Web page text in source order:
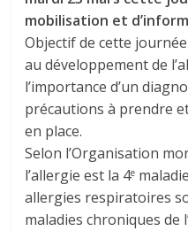
mobilisation et
Objectif de cette
au développement de
l’importance d’un
précautions à prendre
en place.
Selon l’Organisation
l’allergie est la 4e
allergies respiratoires
maladies chroniques de